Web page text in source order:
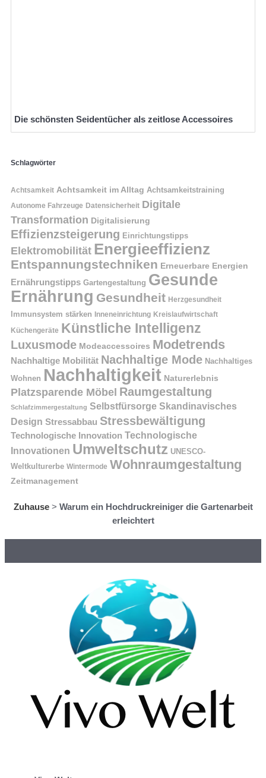
Die schönsten Seidentücher als zeitlose Accessoires
Schlagwörter
Achtsamkeit Achtsamkeit im Alltag Achtsamkeitstraining
Autonome Fahrzeuge Datensicherheit Digitale
Transformation Digitalisierung
Effizienzsteigerung Einrichtungstipps
Elektromobilität Energieeffizienz
Entspannungstechniken Erneuerbare Energien
Ernährungstipps Gartengestaltung Gesunde
Ernährung Gesundheit Herzgesundheit
Immunsystem stärken Inneneinrichtung Kreislaufwirtschaft
Küchengeräte Künstliche Intelligenz
Luxusmode Modeaccessoires Modetrends
Nachhaltige Mobilität Nachhaltige Mode Nachhaltiges
Wohnen Nachhaltigkeit Naturerlebnis
Platzsparende Möbel Raumgestaltung
Schlafzimmergestaltung Selbstfürsorge Skandinavisches
Design Stressabbau Stressbewältigung
Technologische Innovation Technologische
Innovationen Umweltschutz UNESCO-
Weltkulturerbe Wintermode Wohnraumgestaltung
Zeitmanagement
Zuhause> Warum ein Hochdruckreiniger die Gartenarbeit
erleichtert